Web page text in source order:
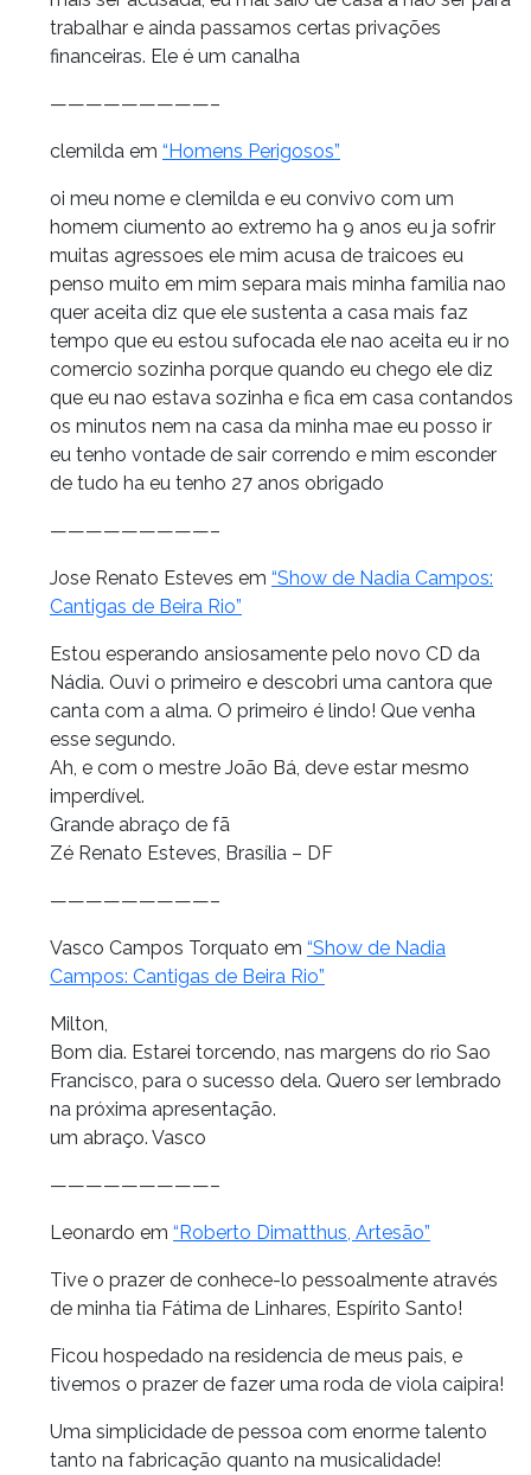
trabalhar e ainda passamos certas privações
financeiras. Ele é um canalha
—————————–
clemilda em “Homens Perigosos”
oi meu nome e clemilda e eu convivo com um
homem ciumento ao extremo ha 9 anos eu ja sofrir
muitas agressoes ele mim acusa de traicoes eu
penso muito em mim separa mais minha familia nao
quer aceita diz que ele sustenta a casa mais faz
tempo que eu estou sufocada ele nao aceita eu ir no
comercio sozinha porque quando eu chego ele diz
que eu nao estava sozinha e fica em casa contandos
os minutos nem na casa da minha mae eu posso ir
eu tenho vontade de sair correndo e mim esconder
de tudo ha eu tenho 27 anos obrigado
—————————–
Jose Renato Esteves em “Show de Nadia Campos:
Cantigas de Beira Rio”
Estou esperando ansiosamente pelo novo CD da
Nádia. Ouvi o primeiro e descobri uma cantora que
canta com a alma. O primeiro é lindo! Que venha
esse segundo.
Ah, e com o mestre João Bá, deve estar mesmo
imperdível.
Grande abraço de fã
Zé Renato Esteves, Brasília – DF
—————————–
Vasco Campos Torquato em “Show de Nadia
Campos: Cantigas de Beira Rio”
Milton,
Bom dia. Estarei torcendo, nas margens do rio Sao
Francisco, para o sucesso dela. Quero ser lembrado
na próxima apresentação.
um abraço. Vasco
—————————–
Leonardo em “Roberto Dimatthus, Artesão”
Tive o prazer de conhece-lo pessoalmente através
de minha tia Fátima de Linhares, Espírito Santo!
Ficou hospedado na residencia de meus pais, e
tivemos o prazer de fazer uma roda de viola caipira!
Uma simplicidade de pessoa com enorme talento
tanto na fabricação quanto na musicalidade!